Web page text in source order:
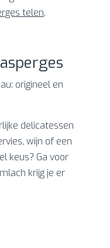
telen.
origineel en
delicatessen
wijn of een
keus? Ga voor
krijg je er